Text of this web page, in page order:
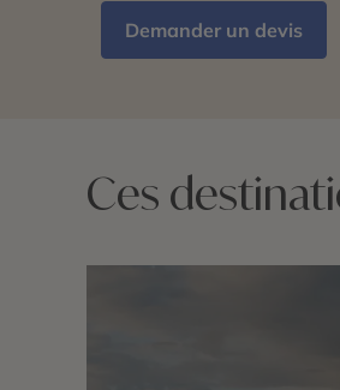
Demander un devis
Ces